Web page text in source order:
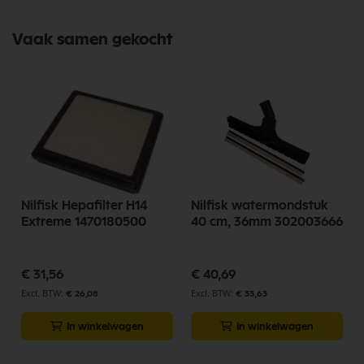
Vaak samen gekocht
Nilfisk Hepafilter H14
Extreme 1470180500
€ 31,56
€ 26,08
In winkelwagen
Nilfisk watermondstuk
40 cm, 36mm 302003666
€ 40,69
€ 33,63
In winkelwagen